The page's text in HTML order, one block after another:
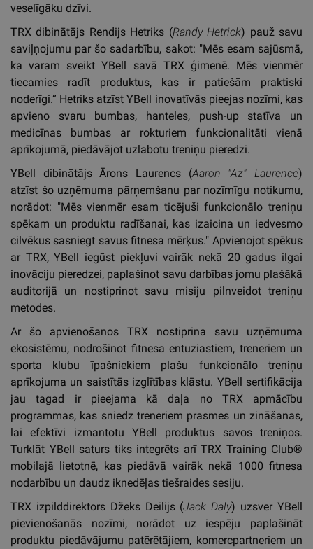
veselīgāku dzīvi.
TRX dibinātājs Rendijs Hetriks (Randy Hetrick) pauž savu
saviļņojumu par šo sadarbību, sakot: "Mēs esam sajūsmā,
ka varam sveikt YBell savā TRX ģimenē. Mēs vienmēr
tiecamies radīt produktus, kas ir patiešām praktiski
noderīgi.” Hetriks atzīst YBell inovatīvās pieejas nozīmi, kas
apvieno svaru bumbas, hanteles, push-up statīva un
medicīnas bumbas ar rokturiem funkcionalitāti vienā
aprīkojumā, piedāvājot uzlabotu treniņu pieredzi.
YBell dibinātājs Ārons Laurencs (Aaron "Az" Laurence)
atzīst šo uzņēmuma pārņemšanu par nozīmīgu notikumu,
norādot: "Mēs vienmēr esam ticējuši funkcionālo treniņu
spēkam un produktu radīšanai, kas izaicina un iedvesmo
cilvēkus sasniegt savus fitnesa mērķus." Apvienojot spēkus
ar TRX, YBell iegūst piekļuvi vairāk nekā 20 gadus ilgai
inovāciju pieredzei, paplašinot savu darbības jomu plašākā
auditorijā un nostiprinot savu misiju pilnveidot treniņu
metodes.
Ar šo apvienošanos TRX nostiprina savu uzņēmuma
ekosistēmu, nodrošinot fitnesa entuziastiem, treneriem un
sporta klubu īpašniekiem plašu funkcionālo treniņu
aprīkojuma un saistītās izglītības klāstu. YBell sertifikācija
jau tagad ir pieejama kā daļa no TRX apmācību
programmas, kas sniedz treneriem prasmes un zināšanas,
lai efektīvi izmantotu YBell produktus savos treniņos.
Turklāt YBell saturs tiks integrēts arī TRX Training Club®
mobilajā lietotnē, kas piedāvā vairāk nekā 1000 fitnesa
nodarbību un daudz iknedēļas tiešraides sesiju.
TRX izpilddirektors Džeks Deilijs (Jack Daly) uzsver YBell
pievienošanās nozīmi, norādot uz iespēju paplašināt
produktu piedāvājumu patērētājiem, komercpartneriem un